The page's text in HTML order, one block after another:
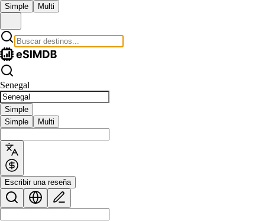
Simple Multi
Senegal
Simple
Simple
Multi
Escribir una reseña